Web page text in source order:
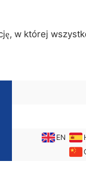
w której
EN